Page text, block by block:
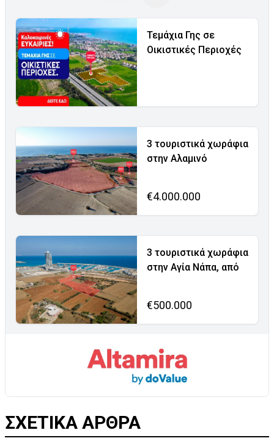
Τεμάχια Γης σε
Οικιστικές Περιοχές
3 τουριστικά χωράφια
στην Αλαμινό
€4.000.000
3 τουριστικά χωράφια
στην Αγία Νάπα, από
€500.000
ΣΧΕΤΙΚΑ ΑΡΘΡΑ